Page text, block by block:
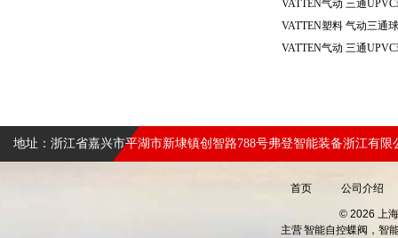
地址：浙江省嘉兴市平湖市新埭镇创智路788号弗登智能装备浙江有限
首页 公司介绍
© 2026 上
主营智能自控蝶阀，智